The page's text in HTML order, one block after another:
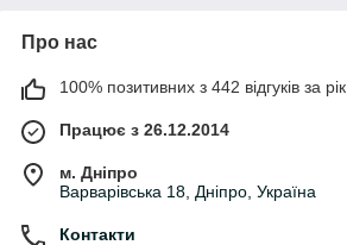
Про нас
100% позитивних з 442 відгуків за рік
Працює з 26.12.2014
м. Дніпро
Варварівська 18, Дніпро, Україна
Контакти